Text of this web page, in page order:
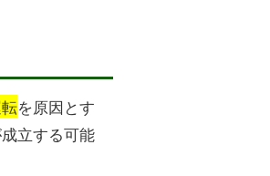
を原因とす
立する可能